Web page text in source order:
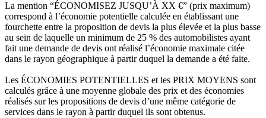
La mention “ÉCONOMISEZ JUSQU’À XX €” (prix maximum)
correspond à l’économie potentielle calculée en établissant une
fourchette entre la proposition de devis la plus élevée et la plus basse
au sein de laquelle un minimum de 25 % des automobilistes ayant
fait une demande de devis ont réalisé l’économie maximale citée
dans le rayon géographique à partir duquel la demande a été faite.
Les ÉCONOMIES POTENTIELLES et les PRIX MOYENS sont
calculés grâce à une moyenne globale des prix et des économies
réalisés sur les propositions de devis d’une même catégorie de
services dans le rayon à partir duquel ils sont obtenus.